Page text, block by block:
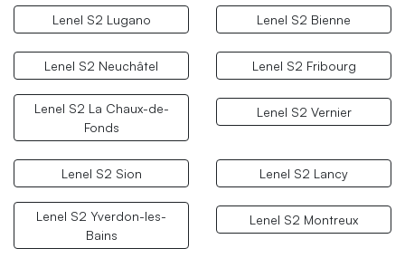
Lenel S2 Lugano Lenel S2 Bienne
Lenel S2 Neuchâtel Lenel S2 Fribourg
Lenel S2 La Chaux-de-
Fonds
Lenel S2 Vernier
Lenel S2 Sion Lenel S2 Lancy
Lenel S2 Yverdon-les-
Bains
Lenel S2 Montreux